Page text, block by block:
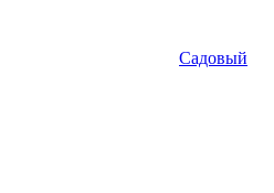
Садовый